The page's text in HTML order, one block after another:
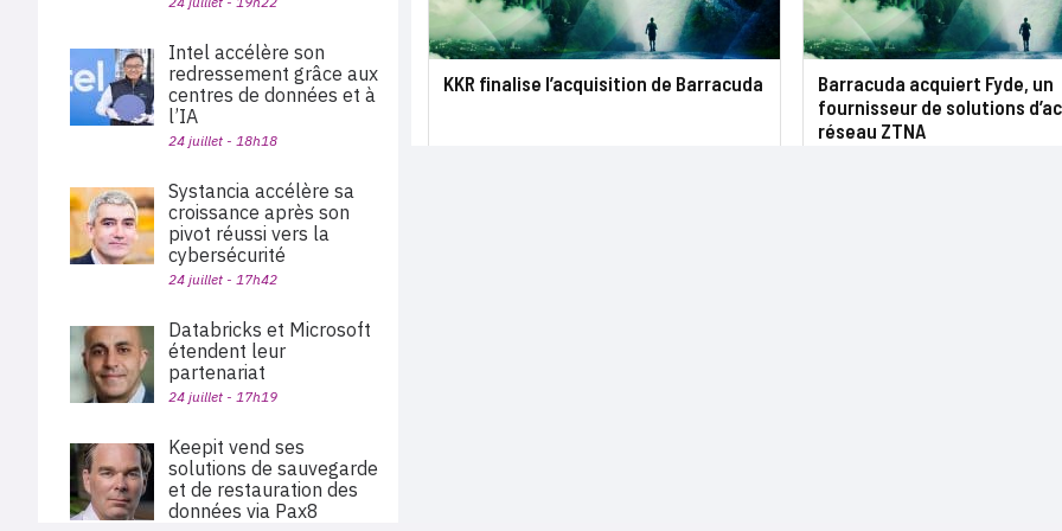
KKR finalise l’acquisition de Barracuda
Barracuda acquiert Fyde, un
fournisseur de solutions
réseau ZTNA
Intel accélère son
redressement grâce aux
centres de données et à
l’IA
24 juillet - 18h18
Systancia accélère sa
croissance après son
pivot réussi vers la
cybersécurité
24 juillet - 17h42
Databricks et Microsoft
étendent leur
partenariat
24 juillet - 17h19
Keepit vend ses
solutions de sauvegarde
et de restauration des
données via Pax8